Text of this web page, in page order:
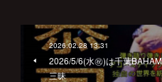
2026.02.28 13:31
2026/5/6(水㊗️)は千葉
三昧